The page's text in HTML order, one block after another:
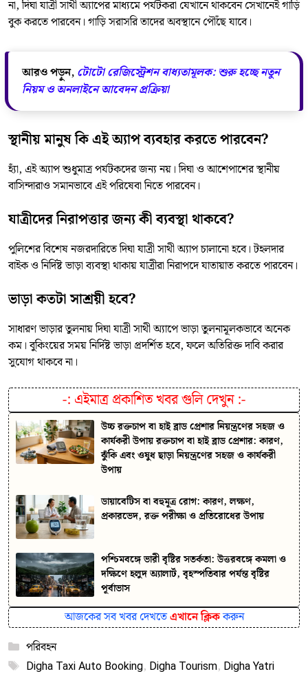
না, দিঘা যাত্রী সাথী অ্যাপের মাধ্যমে পর্যটকরা যেখানে থাকবেন সেখানেই গাড়ি
বুক করতে পারবেন। গাড়ি সরাসরি তাদের অবস্থানে পৌঁছে যাবে।
আরও পড়ুন, টোটো রেজিস্ট্রেশন বাধ্যতামূলক: শুরু হচ্ছে নতুন
নিয়ম ও অনলাইনে আবেদন প্রক্রিয়া
স্থানীয় মানুষ কি এই অ্যাপ ব্যবহার করতে পারবেন?
হ্যাঁ, এই অ্যাপ শুধুমাত্র পর্যটকদের জন্য নয়। দিঘা ও আশেপাশের স্থানীয়
বাসিন্দারাও সমানভাবে এই পরিষেবা নিতে পারবেন।
যাত্রীদের নিরাপত্তার জন্য কী ব্যবস্থা থাকবে?
পুলিশের বিশেষ নজরদারিতে দিঘা যাত্রী সাথী অ্যাপ চালানো হবে। টহলদার
বাইক ও নির্দিষ্ট ভাড়া ব্যবস্থা থাকায় যাত্রীরা নিরাপদে যাতায়াত করতে পারবেন।
ভাড়া কতটা সাশ্রয়ী হবে?
সাধারণ ভাড়ার তুলনায় দিঘা যাত্রী সাথী অ্যাপে ভাড়া তুলনামূলকভাবে অনেক
কম। বুকিংয়ের সময় নির্দিষ্ট ভাড়া প্রদর্শিত হবে, ফলে অতিরিক্ত দাবি করার
সুযোগ থাকবে না।
-: এইমাত্র প্রকাশিত খবর গুলি দেখুন:-
উচ্চ রক্তচাপ বা হাই ব্লাড প্রেশার নিয়ন্ত্রণের সহজ ও
কার্যকরী উপায় রক্তচাপ বা হাই ব্লাড প্রেশার: কারণ,
ঝুঁকি এবং ওষুধ ছাড়া নিয়ন্ত্রণের সহজ ও কার্যকরী
উপায়
ডায়াবেটিস বা বহুমূত্র রোগ: কারণ, লক্ষণ,
প্রকারভেদ, রক্ত পরীক্ষা ও প্রতিরোধের উপায়
পশ্চিমবঙ্গে ভারী বৃষ্টির সতর্কতা: উত্তরবঙ্গে কমলা ও
দক্ষিণে হলুদ অ্যালার্ট, বৃহস্পতিবার পর্যন্ত বৃষ্টির
পূর্বাভাস
আজকের সব খবর দেখতেএখানে ক্লিককরুন
Categories
পরিবহন
Tags
Digha Taxi Auto Booking, Digha Tourism, Digha Yatri